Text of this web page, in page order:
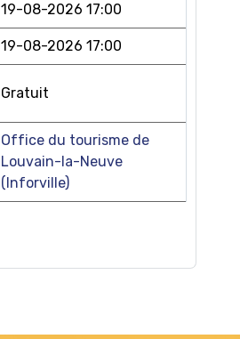
19-08-2026 17:00
19-08-2026 17:00
Gratuit
Office du tourisme de
Louvain-la-Neuve
(Inforville)